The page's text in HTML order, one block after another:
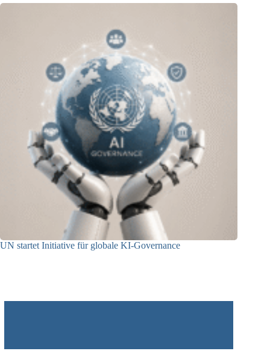
UN startet Initiative für globale KI-Governance